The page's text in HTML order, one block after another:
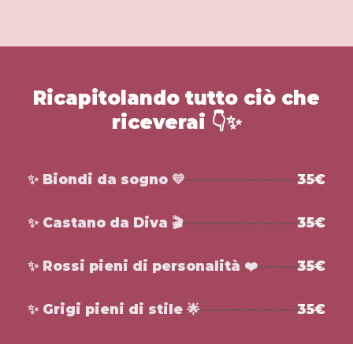
Ricapitolando tutto ciò che
riceverai 👇✨
✨ Biondi da sogno 💛 35€
✨ Castano da Diva 🎬 35€
✨ Rossi pieni di personalità ❤️ 35€
✨ Grigi pieni di stile 🌟 35€